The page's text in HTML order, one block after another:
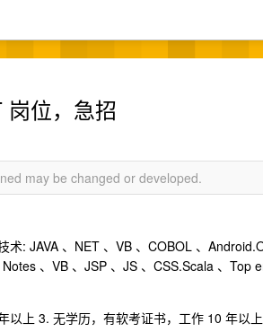
岗位，急招
may be changed or developed.
: JAVA 、NET 、VB 、COBOL 、
、VB 、JSP 、JS 、CSS.Scala 、Top
上 3. 无学历，有软考证书，工作 10 年以上